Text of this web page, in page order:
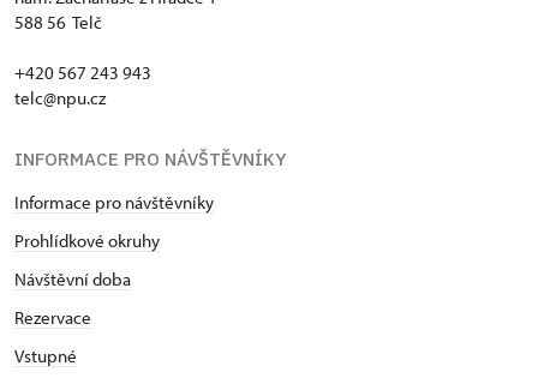
588 56 Telč
+420 567 243 943
telc@npu.cz
INFORMACE PRO NÁVŠTĚVNÍKY
Informace pro návštěvníky
Prohlídkové okruhy
Návštěvní doba
Rezervace
Vstupné